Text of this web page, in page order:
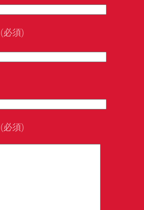
必須)
必須)